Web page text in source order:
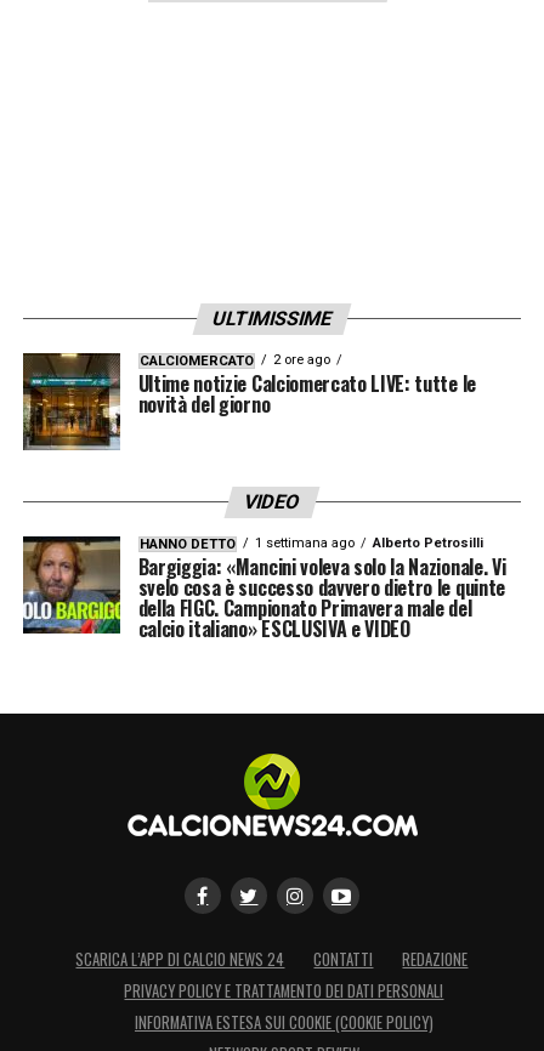
ULTIMISSIME
CALCIOMERCATO 2 ore ago
Ultime notizie Calciomercato LIVE: tutte le
novità del giorno
VIDEO
HANNO DETTO 1 settimana ago Alberto Petrosilli
Bargiggia: «Mancini voleva solo la Nazionale. Vi
svelo cosa è successo davvero dietro le quinte
della FIGC. Campionato Primavera male del
calcio italiano» ESCLUSIVA e VIDEO
SCARICA L’APP DI CALCIO NEWS 24 CONTATTI
REDAZIONE
PRIVACY POLICY E TRATTAMENTO DEI DATI PERSONALI
INFORMATIVA ESTESA SUI COOKIE (COOKIE POLICY)